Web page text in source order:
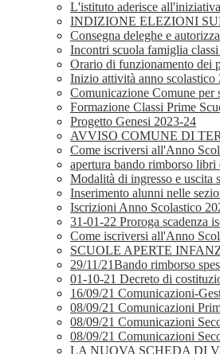
L'istituto aderisce
INDIZIONE ELEZIONI
Consegna deleghe e
Incontri scuola famiglia
Orario di funzionamento dei
Inizio attività anno scolastico
Comunicazione Comune per
Formazione Classi Prime
Progetto Genesi 2023-24
AVVISO COMUNE DI
Come iscriversi all'Anno
apertura bando rimborso libri
Modalità di ingresso e uscita
Inserimento alunni nelle
Iscrizioni Anno Scolastico
31-01-22 Proroga scadenza
Come iscriversi all'Anno
SCUOLE APERTE
29/11/21Bando rimborso
01-10-21 Decreto di
16/09/21 Comunicazioni-
08/09/21 Comunicazioni
08/09/21 Comunicazioni
08/09/21 Comunicazioni
LA NUOVA SCHEDA DI